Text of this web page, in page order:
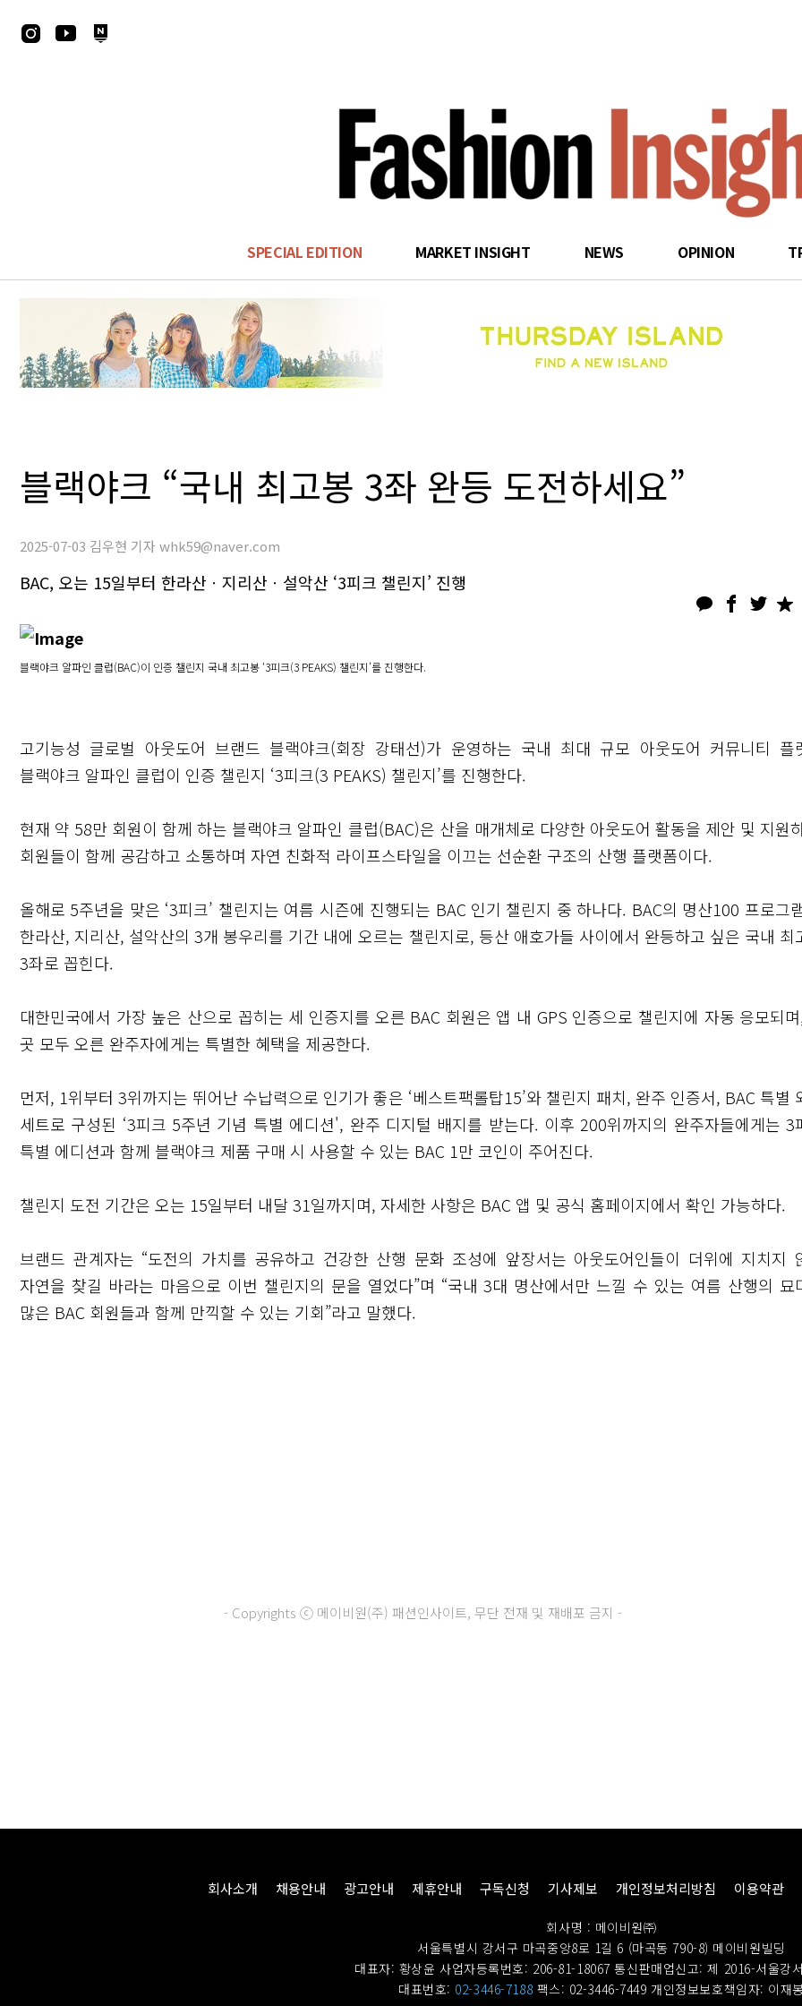
search
SPECIAL EDITION MARKET INSIGHT NEWS OPINION
블랙야크 “국내 최고봉 3좌 완등 도전하세요”
2025-07-03 김우현 기자 whk59@naver.com
BAC, 오는 15일부터 한라산ㆍ지리산ㆍ설악산 ‘3피크 챌린지’ 진행
블랙야크 알파인 클럽(BAC)이 인증 챌린지 국내 최고봉 ‘3피크(3 PEAKS) 챌린지’를 진행한다.
고기능성 글로벌 아웃도어 브랜드 블랙야크(회장 강태선)가 운영하는 국내 최대 규모 아웃도어 커뮤니티 플
블랙야크 알파인 클럽이 인증 챌린지 ‘3피크(3 PEAKS) 챌린지’를 진행한다.
현재 약 58만 회원이 함께 하는 블랙야크 알파인 클럽(BAC)은 산을 매개체로 다양한 아웃도어 활동을 제안 및 지원
회원들이 함께 공감하고 소통하며 자연 친화적 라이프스타일을 이끄는 선순환 구조의 산행 플랫폼이다.
올해로 5주년을 맞은 ‘3피크’ 챌린지는 여름 시즌에 진행되는 BAC 인기 챌린지 중 하나다. BAC의 명산100 프로그
한라산, 지리산, 설악산의 3개 봉우리를 기간 내에 오르는 챌린지로, 등산 애호가들 사이에서 완등하고 싶은 국내 최
3좌로 꼽힌다.
대한민국에서 가장 높은 산으로 꼽히는 세 인증지를 오른 BAC 회원은 앱 내 GPS 인증으로 챌린지에 자동 응모되
곳 모두 오른 완주자에게는 특별한 혜택을 제공한다.
먼저, 1위부터 3위까지는 뛰어난 수납력으로 인기가 좋은 ‘베스트팩롤탑15’와 챌린지 패치, 완주 인증서, BAC 특별
세트로 구성된 ‘3피크 5주년 기념 특별 에디션', 완주 디지털 배지를 받는다. 이후 200위까지의 완주자들에게는 3
특별 에디션과 함께 블랙야크 제품 구매 시 사용할 수 있는 BAC 1만 코인이 주어진다.
챌린지 도전 기간은 오는 15일부터 내달 31일까지며, 자세한 사항은 BAC 앱 및 공식 홈페이지에서 확인 가능하다.
브랜드 관계자는 “도전의 가치를 공유하고 건강한 산행 문화 조성에 앞장서는 아웃도어인들이 더위에 지치지
자연을 찾길 바라는 마음으로 이번 챌린지의 문을 열었다”며 “국내 3대 명산에서만 느낄 수 있는 여름 산행의 묘
많은 BAC 회원들과 함께 만끽할 수 있는 기회”라고 말했다.
- Copyrights ⓒ 메이비원(주) 패션인사이트, 무단 전재 및 재배포 금지 -
회사소개 채용안내 광고안내 제휴안내 구독신청 기사제보 개인정보처리방침 이용약관
회사명 : 메이비원㈜
서울특별시 강서구 마곡중앙8로 1길 6 (마곡동 790-8) 메이비원빌딩
대표자: 황상윤 사업자등록번호: 206-81-18067통신판매업신고: 제 2016-서울강
대표번호: 02-3446-7188 팩스: 02-3446-7449 개인정보보호책임자: 이재